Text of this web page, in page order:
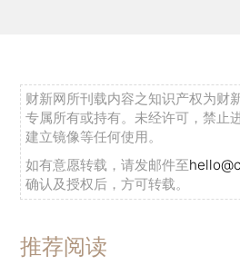
财新网所刊载内容之知识产权为财
专属所有或持有。未经许可，禁止
建立镜像等任何使用。
如有意愿转载，请发邮件至
确认及授权后，方可转载。
推荐阅读